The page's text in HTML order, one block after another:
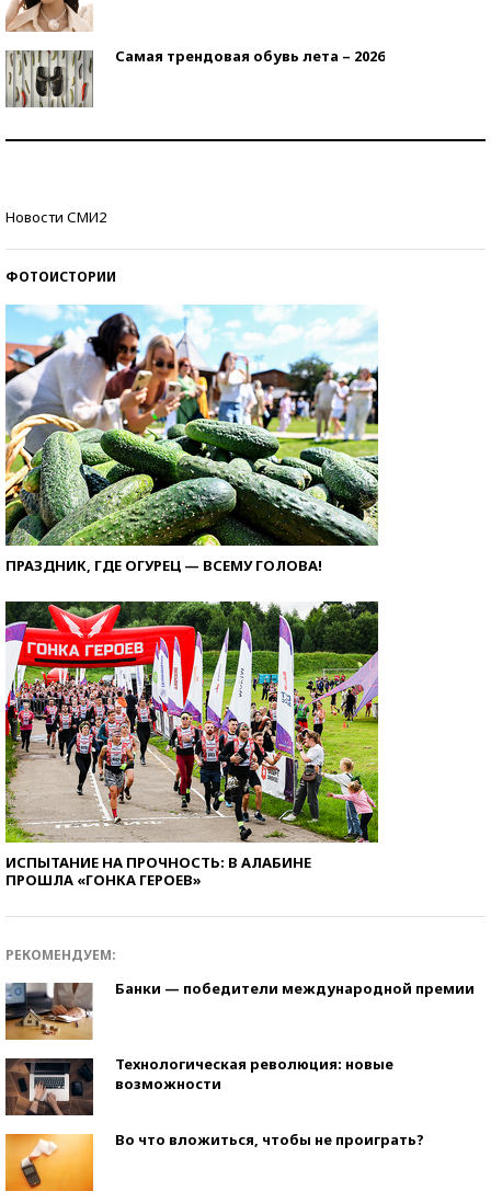
Самая трендовая обувь лета – 2026
Новости СМИ2
ФОТОИСТОРИИ
ПРАЗДНИК, ГДЕ ОГУРЕЦ — ВСЕМУ ГОЛОВА!
ИСПЫТАНИЕ НА ПРОЧНОСТЬ: В АЛАБИНЕ
ПРОШЛА «ГОНКА ГЕРОЕВ»
РЕКОМЕНДУЕМ:
Банки — победители международной премии
Технологическая революция: новые
возможности
Во что вложиться, чтобы не проиграть?